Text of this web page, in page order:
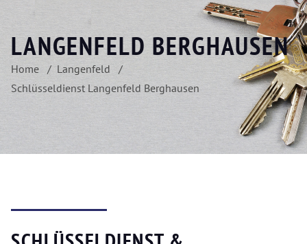
LANGENFELD BERGHAUSEN
Home
Langenfeld
Schlüsseldienst Langenfeld Berghausen